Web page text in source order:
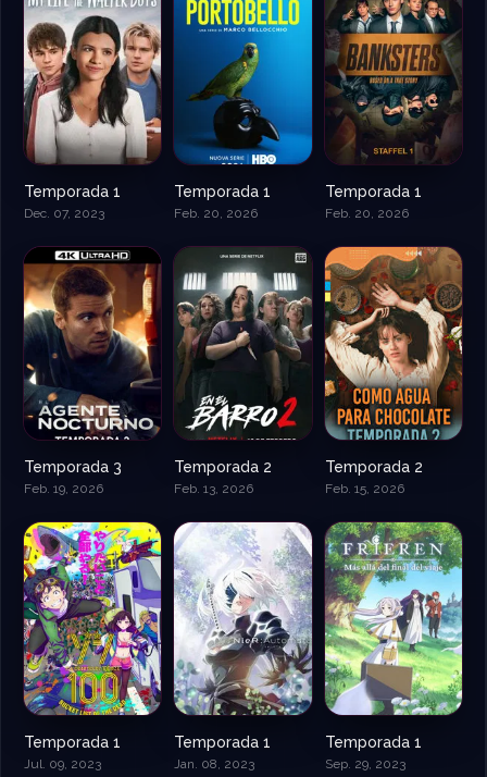
Temporada 1
Dec. 07, 2023
Temporada 1
Feb. 20, 2026
Temporada 1
Feb. 20, 2026
Temporada 3
Feb. 19, 2026
Temporada 2
Feb. 13, 2026
Temporada 2
Feb. 15, 2026
Temporada 1
Jul. 09, 2023
Temporada 1
Jan. 08, 2023
Temporada 1
Sep. 29, 2023